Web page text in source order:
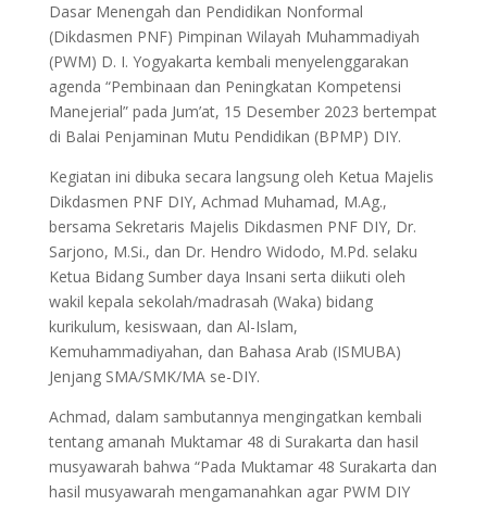
Dasar Menengah dan Pendidikan Nonformal
(Dikdasmen PNF) Pimpinan Wilayah Muhammadiyah
(PWM) D. I. Yogyakarta kembali menyelenggarakan
agenda “Pembinaan dan Peningkatan Kompetensi
Manejerial” pada Jum’at, 15 Desember 2023 bertempat
di Balai Penjaminan Mutu Pendidikan (BPMP) DIY.
Kegiatan ini dibuka secara langsung oleh Ketua Majelis
Dikdasmen PNF DIY, Achmad Muhamad, M.Ag.,
bersama Sekretaris Majelis Dikdasmen PNF DIY, Dr.
Sarjono, M.Si., dan Dr. Hendro Widodo, M.Pd. selaku
Ketua Bidang Sumber daya Insani serta diikuti oleh
wakil kepala sekolah/madrasah (Waka) bidang
kurikulum, kesiswaan, dan Al-Islam,
Kemuhammadiyahan, dan Bahasa Arab (ISMUBA)
Jenjang SMA/SMK/MA se-DIY.
Achmad, dalam sambutannya mengingatkan kembali
tentang amanah Muktamar 48 di Surakarta dan hasil
musyawarah bahwa “Pada Muktamar 48 Surakarta dan
hasil musyawarah mengamanahkan agar PWM DIY